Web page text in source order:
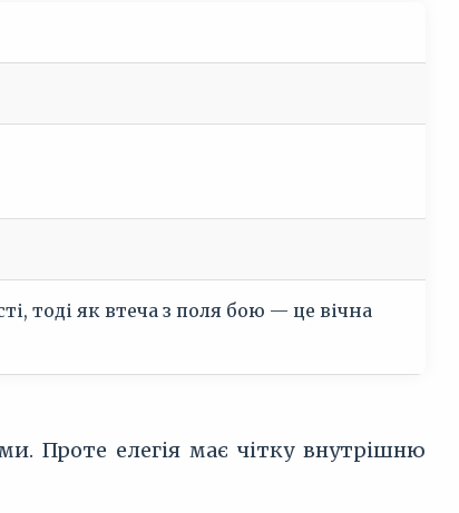
тоді як втеча з поля бою — це вічна
Проте елегія має чітку внутрішню